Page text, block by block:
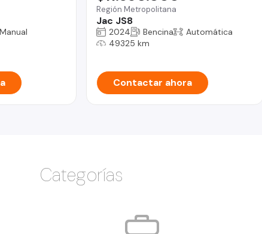
Manual
Región Metropolitana
Jac JS8
2024 Bencina
Automática
49325 km
Contactar ahora
Categorías